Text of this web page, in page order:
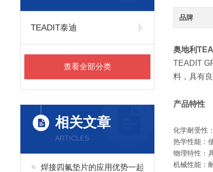
TEADIT泰迪
查看全部分类
相关文章
ARTICLES
焊接四氟垫片的应用优势一起
品牌
奥地利
TEADIT
料，具有
产品特性
化学耐受性
热学性能：
物理特性：
机械性能：